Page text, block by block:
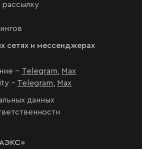
рассылку
сетях и мессенджерах
– Telegram, Max
– Telegram, Max
данных